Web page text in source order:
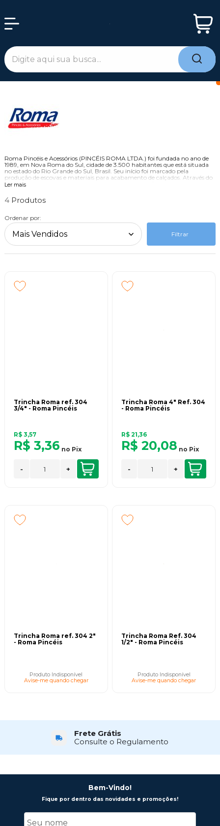
Roma Pincéis e Acessórios (PINCÉIS ROMA LTDA.) foi fundada no ano de
1989, em Nova Roma do Sul, cidade de 3.500 habitantes que está situada
no estado do Rio Grande do Sul, Brasil. Seu início foi marcado pela
produção de escovas e materiais para acabamento de calçados. Através do
contato constante com o mercado, a empresa identificou a necessidade de
rolos e outros acessórios diversos para a execução de pinturas.
precisou ampliar sua área fabril. Desde 2007 conta com novas e modernas
instalações, na mesma cidade de origem, em área operacional de 20 mil
metros quadrados e 130 colaboradores.
O ano de 2012 foi marcado pelo inicio das operações da Pincéis Roma Ltda
metros quadrados e 120 colaboradores. Hoje ambas unidades fabris estão
variados perfis de consumidores, seja no mercado brasileiro ou
internacional.
Ler mais
4
Ordenar por:
Filtrar
Trincha Roma ref. 304
3/4" - Roma Pincéis
R$ 3,57
R$ 3,36 no Pix
- +
Trincha Roma 4" Ref. 304
- Roma Pincéis
R$ 21,36
R$ 20,08 no Pix
- +
Trincha Roma ref. 304 2"
- Roma Pincéis
Produto Indisponível
Avise-me quando chegar
Trincha Roma Ref. 304
1/2" - Roma Pincéis
Produto Indisponível
Avise-me quando chegar
Frete Grátis
Consulte o Regulamento
Bem-Vindo!
Fique por dentro das novidades e promoções!